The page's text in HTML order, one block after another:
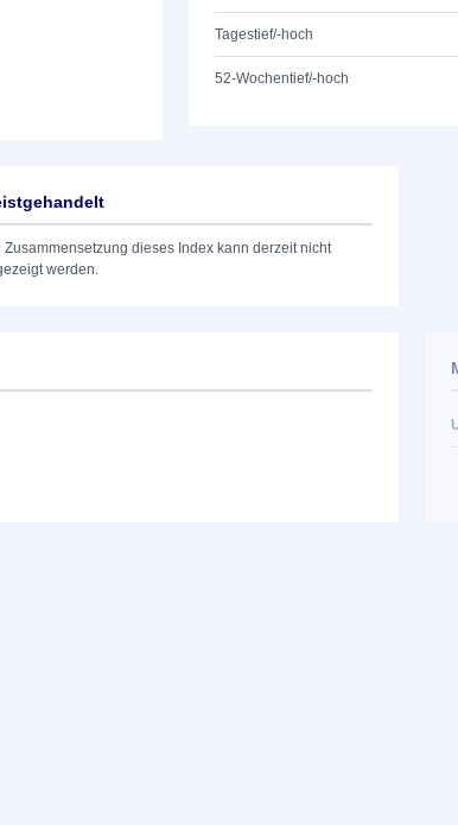
Tagestief/-hoch
52-Wochentief/-hoch
Zusammensetzung dieses Index kann derzeit nicht
werden.